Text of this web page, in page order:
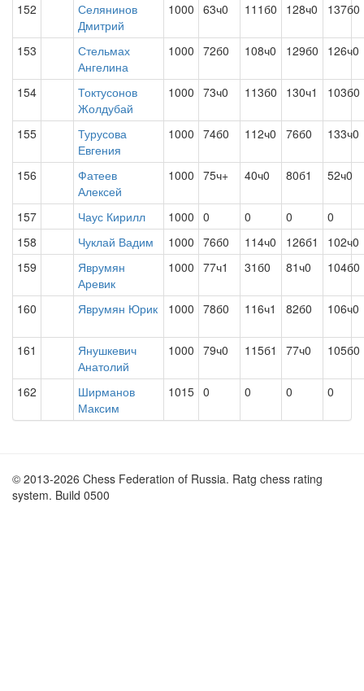
152
Селянинов
Дмитрий
1000 63ч0 111б0 128ч0 137б0
153
Стельмах
Ангелина
1000 72б0 108ч0 129б0 126ч0
154
Токтусонов
Жолдубай
1000 73ч0 113б0 130ч1 103б0
155
Турусова
Евгения
1000 74б0 112ч0 76б0 133ч0
156
Фатеев
Алексей
1000 75ч+ 40ч0 80б1 52ч0
157 Чаус Кирилл 1000 0 0 0
0
158
Чуклай Вадим 1000 76б0 114ч0 126б1
102ч0
159
Яврумян
Аревик
1000 77ч1 31б0 81ч0 104б0
160 Яврумян Юрик 1000 78б0 116ч1 82б0 106ч0
161
Янушкевич
Анатолий
1000 79ч0 115б1 77ч0 105б0
162
Ширманов
Максим
1015 0 0 0 0
© 2013-2026 Chess Federation of Russia. Ratg chess rating
system. Build 0500